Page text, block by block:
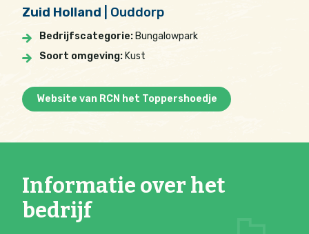
Zuid Holland | Ouddorp
Bedrijfscategorie: Bungalowpark
Soort omgeving: Kust
Website van RCN het Toppershoedje
Informatie over het
bedrijf